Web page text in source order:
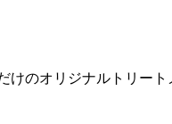
けのオリジナルトリート